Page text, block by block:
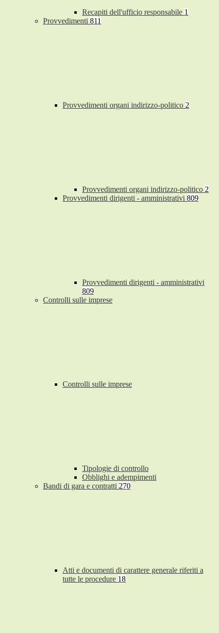
Recapiti dell'ufficio responsabile 1
Provvedimenti 811
Provvedimenti organi indirizzo-politico 2
Provvedimenti organi indirizzo-politico 2
Provvedimenti dirigenti - amministrativi 809
Provvedimenti dirigenti - amministrativi
809
Controlli sulle imprese
Controlli sulle imprese
Tipologie di controllo
Obblighi e adempimenti
Bandi di gara e contratti 270
Atti e documenti di carattere generale riferiti a
tutte le procedure 18